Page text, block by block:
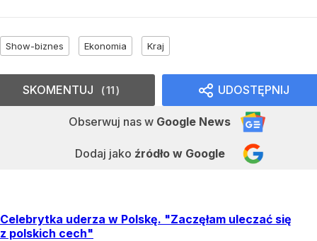
Show-biznes Ekonomia Kraj
UDOSTĘPNIJ
Obserwuj nas w Google News
Dodaj jako źródło w Google
SKOMENTUJ 11
Celebrytka uderza w Polskę. "Zaczęłam uleczać się
z polskich cech"